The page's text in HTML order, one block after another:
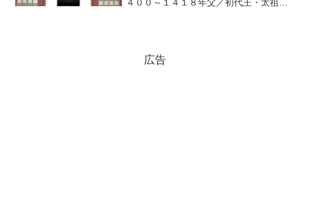
４００～１４１８年父／初代王・太祖
広告